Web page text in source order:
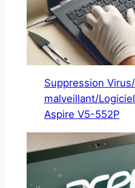
Suppression
malveillant/
Aspire V5-552P